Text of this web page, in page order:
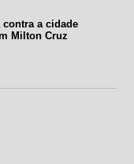
a cidade
Milton Cruz